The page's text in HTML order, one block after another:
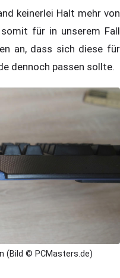
keinerlei Halt mehr von
für in unserem Fall
an, dass sich diese für
dennoch passen sollte.
(Bild © PCMasters.de)